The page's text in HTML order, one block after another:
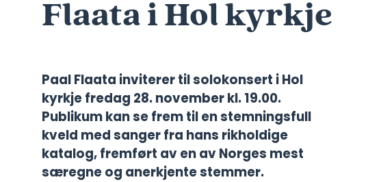
Flaata i Hol kyrkje
Paal Flaata inviterer til solokonsert i Hol
kyrkje fredag 28. november kl. 19.00.
Publikum kan se frem til en stemningsfull
kveld med sanger fra hans rikholdige
katalog, fremført av en av Norges mest
særegne og anerkjente stemmer.